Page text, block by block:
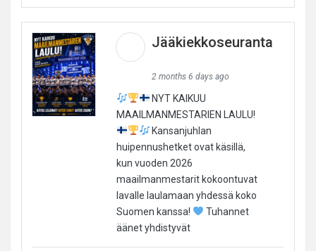
Jääkiekkoseuranta
2 months 6 days ago
NYT KAIKUU
MAAILMANMESTARIEN LAULU!
Kansanjuhlan
huipennushetket ovat käsillä,
kun vuoden 2026
maailmanmestarit kokoontuvat
lavalle laulamaan yhdessä koko
Suomen kanssa!
Tuhannet
äänet yhdistyvät